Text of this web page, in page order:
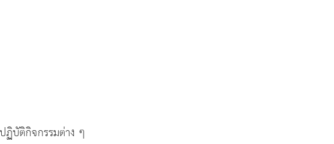
ฏิบัติกิจกรรมต่าง ๆ